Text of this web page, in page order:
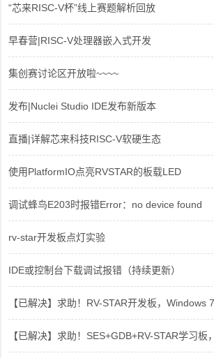
“芯来RISC-V杯”线上赛题解析回放
早春营|RISC-V处理器嵌入式开发
集创赛讨论区开放啦~~~~
发布|Nuclei Studio IDE发布新版本
直播|详解芯来科技RISC-V软硬生态
使用PlatformIO点亮RVSTAR的板载LED
调试蜂鸟E203时报错Error：no device found
rv-star开发板点灯实验
IDE或控制台下载调试报错（持续更新）
【已解决】求助！RV-STAR开发板，
【已解决】求助！SES+GDB+RV-STAR学习板